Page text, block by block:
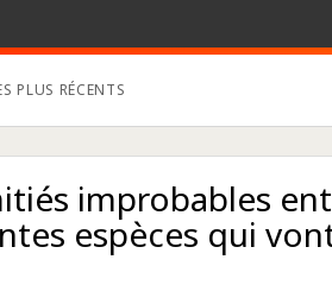
PLUS RÉCENTS
improbables
espèces qui